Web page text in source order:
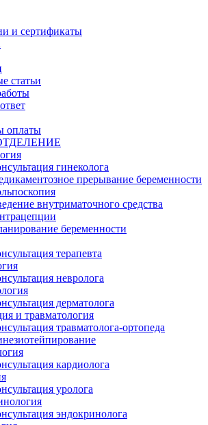
и сертификаты
статьи
оплаты
гинеколога
прерывание беременности
внутриматочного средства
беременности
терапевта
невролога
дерматолога
и травматология
травматолога-ортопеда
кардиолога
уролога
эндокринолога